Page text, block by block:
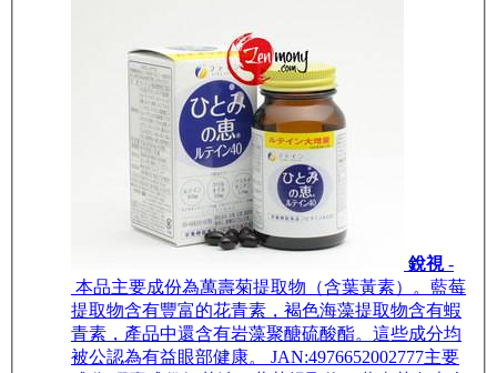
銳視 -
本品主要成份為萬壽菊提取物（含葉黃素）。藍莓
提取物含有豐富的花青素，褐色海藻提取物含有蝦
青素，產品中還含有岩藻聚醣硫酸酯。這些成分均
被公認為有益眼部健康。 JAN:4976652002777主要